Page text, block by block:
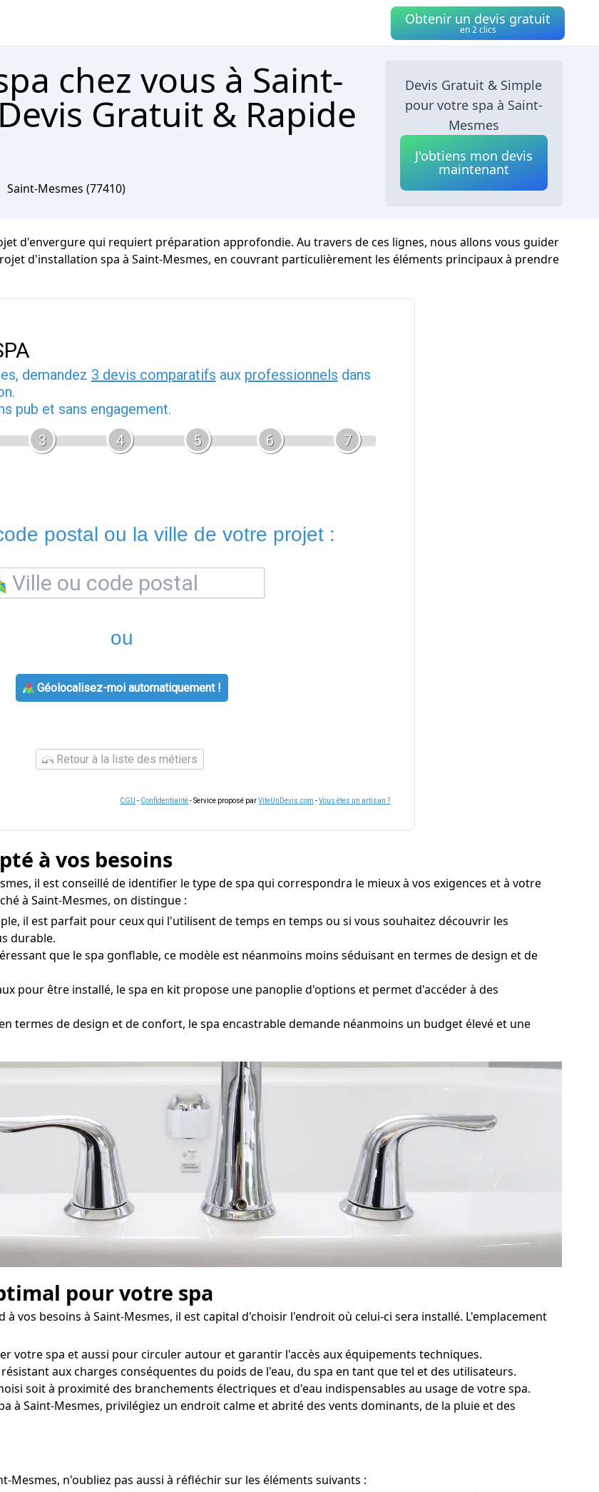
Obtenir un devis gratuit
en 2 clics
chez vous à Saint-
Gratuit & Rapide
Saint-Mesmes (77410)
Devis Gratuit & Simple
pour votre spa à Saint-
Mesmes
J'obtiens mon devis
maintenant
d'envergure qui requiert préparation approfondie. Au travers de ces lignes, nous allons vous guider
d'installation spa à Saint-Mesmes, en couvrant particulièrement les éléments principaux à prendre
demandez 3 devis comparatifs aux professionnels dans
pub et sans engagement.
3 4 5 6 7
postal ou la ville de votre projet :
ou
Géolocalisez-moi automatiquement !
Retour à la liste des métiers
CGU - Confidentialité- Service proposé parViteUnDevis.com -Vous êtes un artisan ?
à vos besoins
il est conseillé de identifier le type de spa qui correspondra le mieux à vos exigences et à votre
à Saint-Mesmes, on distingue :
il est parfait pour ceux qui l'utilisent de temps en temps ou si vous souhaitez découvrir les
durable.
que le spa gonflable, ce modèle est néanmoins moins séduisant en termes de design et de
pour être installé, le spa en kit propose une panoplie d'options et permet d'accéder à des
termes de design et de confort, le spa encastrable demande néanmoins un budget élevé et une
pour votre spa
vos besoins à Saint-Mesmes, il est capital d'choisir l'endroit où celui-ci sera installé. L'emplacement
votre spa et aussi pour circuler autour et garantir l'accès aux équipements techniques.
aux charges conséquentes du poids de l'eau, du spa en tant que tel et des utilisateurs.
soit à proximité des branchements électriques et d'eau indispensables au usage de votre spa.
à Saint-Mesmes, privilégiez un endroit calme et abrité des vents dominants, de la pluie et des
Mesmes, n'oubliez pas aussi à réfléchir sur les éléments suivants :